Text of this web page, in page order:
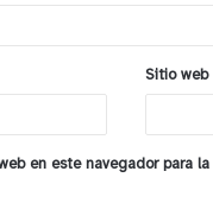
Sitio web
en este navegador para